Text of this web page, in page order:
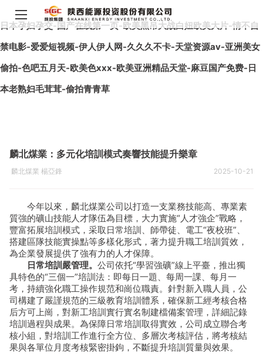
日本孕妇孕交-国产在线第一页-欧美黑吊大战白妞欧美大片-情不自
禁电影-爱爱短视频-伊人伊人网-久久久不卡-天堂资源av-亚洲美女
偷拍-色吧五月天-欧美色xxx-欧美亚洲精品天堂-麻豆国产免费-日
本老熟妇毛茸茸-偷拍青青草
麟北煤業：多元化培訓模式奏響技能提升樂章
麟北煤業 楊亞鋒 2025-10-21
今年以來，麟北煤業公司以打造一支業務技能高、專業素
質強的礦山技能人才隊伍為目標，大力實施“人才強企”戰略，
豐富拓展培訓模式，采取日常培訓、師帶徒、電工“夜校班”、
搭建區隊技能實操點等多樣化形式，著力提升職工培訓質效，
為企業發展提供了強有力的人才保障。
日常培訓嚴管理。 公司依托“學習強礦”線上平臺，推出獨
具特色的“三個一”培訓法：即每日一題、每周一課、每月一
考，持續強化職工操作規范和崗位職責。針對新入職人員，公
司構建了嚴謹規范的三級教育培訓體系，確保新工經考核合格
后方可上崗，對新工培訓實行實名制建檔備案管理，詳細記錄
培訓過程與成果。為保障日常培訓取得實效，公司成立聯合考
核小組，對培訓工作進行全方位、多層次考核評估，將考核結
果與各單位月度考核緊密掛鉤，不斷提升培訓質量與效果。